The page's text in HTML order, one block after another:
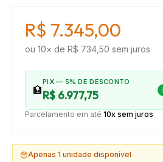
R$ 7.345,00
ou 10× de R$ 734,50 sem juros
🏦
PIX — 5% DE DESCONTO
R$ 6.977,75
Parcelamento em até 10x sem juros
Apenas 1 unidade disponível